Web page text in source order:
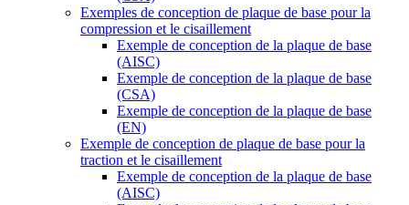
Exemples de conception de plaque de base pour la
compression et le cisaillement
Exemple de conception de la plaque de base
(AISC)
Exemple de conception de la plaque de base
(CSA)
Exemple de conception de la plaque de base
(EN)
Exemple de conception de plaque de base pour la
traction et le cisaillement
Exemple de conception de la plaque de base
(AISC)